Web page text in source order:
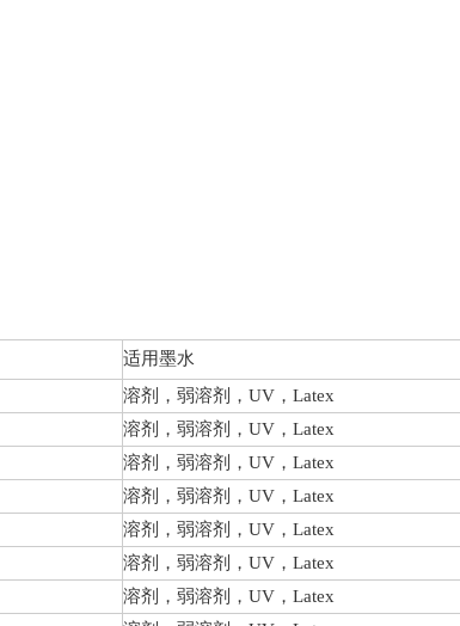
适用墨水
溶剂，弱溶剂，UV，Latex
溶剂，弱溶剂，UV，Latex
溶剂，弱溶剂，UV，Latex
溶剂，弱溶剂，UV，Latex
溶剂，弱溶剂，UV，Latex
溶剂，弱溶剂，UV，Latex
溶剂，弱溶剂，UV，Latex